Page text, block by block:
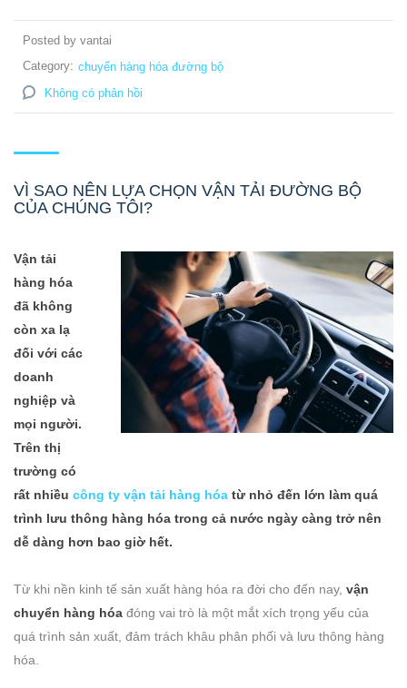
Posted by vantai
Category: chuyển hàng hóa đường bộ
Không có phản hồi
VÌ SAO NÊN LỰA CHỌN VẬN TẢI ĐƯỜNG BỘ
CỦA CHÚNG TÔI?
Vận tải
hàng hóa
đã không
còn xa lạ
đối với các
doanh
nghiệp và
mọi người.
Trên thị
trường có
rất nhiều công ty vận tải hàng hóa từ nhỏ đến lớn làm quá
trình lưu thông hàng hóa trong cả nước ngày càng trở nên
dễ dàng hơn bao giờ hết.
Từ khi nền kinh tế sản xuất hàng hóa ra đời cho đến nay, vận
chuyển hàng hóa đóng vai trò là một mắt xích trọng yếu của
quá trình sản xuất, đảm trách khâu phân phối và lưu thông hàng
hóa.